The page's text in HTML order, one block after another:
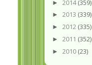
► 2014(359)
► 2013 (339)
► 2012 (335)
► 2011 (352)
► 2010 (23)